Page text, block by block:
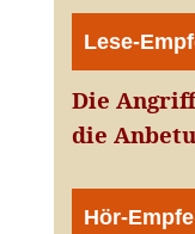
Lese-
Die
die
Hör-